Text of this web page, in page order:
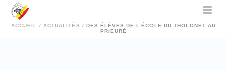
ACCUEIL / ACTUALITÉS / DES ÉLÈVES DE L’ÉCOLE DU THOLONET AU
PRIEURÉ